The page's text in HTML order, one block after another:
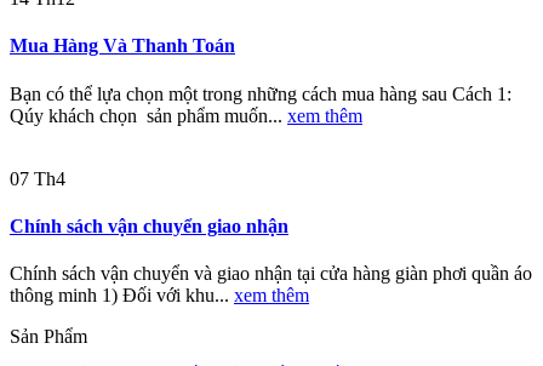
Mua Hàng Và Thanh Toán
Bạn có thể lựa chọn một trong những cách mua hàng sau Cách 1:
Qúy khách chọn sản phẩm muốn... xem thêm
07 Th4
Chính sách vận chuyển giao nhận
Chính sách vận chuyển và giao nhận tại cửa hàng giàn phơi quần áo
thông minh 1) Đối với khu... xem thêm
Sản Phẩm